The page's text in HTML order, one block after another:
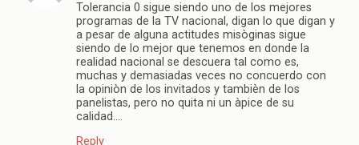
Tolerancia 0 sigue siendo uno de los mejores
programas de la TV nacional, digan lo que digan y
a pesar de alguna actitudes misòginas sigue
siendo de lo mejor que tenemos en donde la
realidad nacional se descuera tal como es,
muchas y demasiadas veces no concuerdo con
la opiniòn de los invitados y tambièn de los
panelistas, pero no quita ni un àpice de su
calidad….
Reply